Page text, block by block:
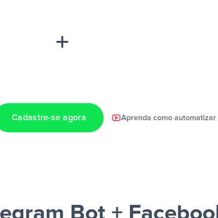
de uma
notificação ser
Cadastre-se agora Aprenda como automatizar
Bot +